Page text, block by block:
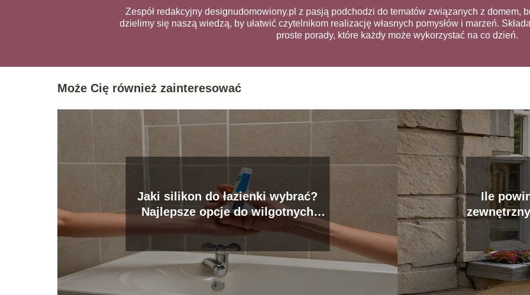
Zespół redakcyjny designudomowiony.pl z pasją podchodzi do tematów związanych z domem,
dzielimy się naszą wiedzą, by ułatwić czytelnikom realizację własnych pomysłów i marzeń.
proste porady, które każdy może wykorzystać na co dzień.
Może Cię również zainteresować
Jaki silikon do łazienki wybrać?
Najlepsze opcje do wilgotnych
pomieszczeń
Ile